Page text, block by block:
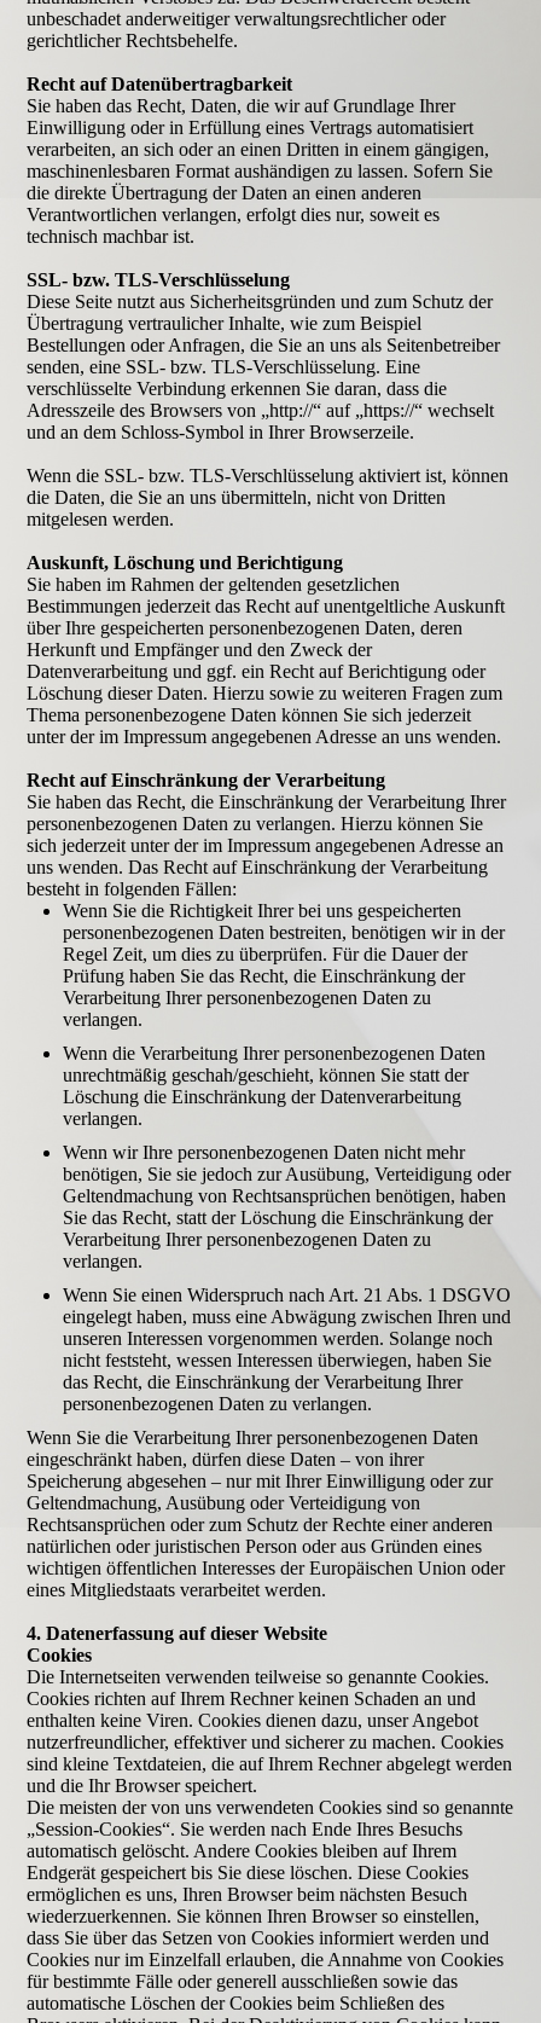
unbeschadet anderweitiger verwaltungsrechtlicher oder
gerichtlicher Rechtsbehelfe.
Recht auf Datenübertragbarkeit
Sie haben das Recht, Daten, die wir auf Grundlage Ihrer
Einwilligung oder in Erfüllung eines Vertrags automatisiert
verarbeiten, an sich oder an einen Dritten in einem gängigen,
maschinenlesbaren Format aushändigen zu lassen. Sofern Sie
die direkte Übertragung der Daten an einen anderen
Verantwortlichen verlangen, erfolgt dies nur, soweit es
technisch machbar ist.
SSL- bzw. TLS-Verschlüsselung
Diese Seite nutzt aus Sicherheitsgründen und zum Schutz der
Übertragung vertraulicher Inhalte, wie zum Beispiel
Bestellungen oder Anfragen, die Sie an uns als Seitenbetreiber
senden, eine SSL- bzw. TLS-Verschlüsselung. Eine
verschlüsselte Verbindung erkennen Sie daran, dass die
Adresszeile des Browsers von „http://“ auf „https://“ wechselt
und an dem Schloss-Symbol in Ihrer Browserzeile.
Wenn die SSL- bzw. TLS-Verschlüsselung aktiviert ist, können
die Daten, die Sie an uns übermitteln, nicht von Dritten
mitgelesen werden.
Auskunft, Löschung und Berichtigung
Sie haben im Rahmen der geltenden gesetzlichen
Bestimmungen jederzeit das Recht auf unentgeltliche Auskunft
über Ihre gespeicherten personenbezogenen Daten, deren
Herkunft und Empfänger und den Zweck der
Datenverarbeitung und ggf. ein Recht auf Berichtigung oder
Löschung dieser Daten. Hierzu sowie zu weiteren Fragen zum
Thema personenbezogene Daten können Sie sich jederzeit
unter der im Impressum angegebenen Adresse an uns wenden.
Recht auf Einschränkung der Verarbeitung
Sie haben das Recht, die Einschränkung der Verarbeitung Ihrer
personenbezogenen Daten zu verlangen. Hierzu können Sie
sich jederzeit unter der im Impressum angegebenen Adresse an
uns wenden. Das Recht auf Einschränkung der Verarbeitung
besteht in folgenden Fällen:
Wenn Sie die Richtigkeit Ihrer bei uns gespeicherten
personenbezogenen Daten bestreiten, benötigen wir in der
Regel Zeit, um dies zu überprüfen. Für die Dauer der
Prüfung haben Sie das Recht, die Einschränkung der
Verarbeitung Ihrer personenbezogenen Daten zu
verlangen.
Wenn die Verarbeitung Ihrer personenbezogenen Daten
unrechtmäßig geschah/geschieht, können Sie statt der
Löschung die Einschränkung der Datenverarbeitung
verlangen.
Wenn wir Ihre personenbezogenen Daten nicht mehr
benötigen, Sie sie jedoch zur Ausübung, Verteidigung oder
Geltendmachung von Rechtsansprüchen benötigen, haben
Sie das Recht, statt der Löschung die Einschränkung der
Verarbeitung Ihrer personenbezogenen Daten zu
verlangen.
Wenn Sie einen Widerspruch nach Art. 21 Abs. 1 DSGVO
eingelegt haben, muss eine Abwägung zwischen Ihren und
unseren Interessen vorgenommen werden. Solange noch
nicht feststeht, wessen Interessen überwiegen, haben Sie
das Recht, die Einschränkung der Verarbeitung Ihrer
personenbezogenen Daten zu verlangen.
Wenn Sie die Verarbeitung Ihrer personenbezogenen Daten
eingeschränkt haben, dürfen diese Daten – von ihrer
Speicherung abgesehen – nur mit Ihrer Einwilligung oder zur
Geltendmachung, Ausübung oder Verteidigung von
Rechtsansprüchen oder zum Schutz der Rechte einer anderen
natürlichen oder juristischen Person oder aus Gründen eines
wichtigen öffentlichen Interesses der Europäischen Union oder
eines Mitgliedstaats verarbeitet werden.
4. Datenerfassung auf dieser Website
Cookies
Die Internetseiten verwenden teilweise so genannte Cookies.
Cookies richten auf Ihrem Rechner keinen Schaden an und
enthalten keine Viren. Cookies dienen dazu, unser Angebot
nutzerfreundlicher, effektiver und sicherer zu machen. Cookies
sind kleine Textdateien, die auf Ihrem Rechner abgelegt werden
und die Ihr Browser speichert.
Die meisten der von uns verwendeten Cookies sind so genannte
„Session-Cookies“. Sie werden nach Ende Ihres Besuchs
automatisch gelöscht. Andere Cookies bleiben auf Ihrem
Endgerät gespeichert bis Sie diese löschen. Diese Cookies
ermöglichen es uns, Ihren Browser beim nächsten Besuch
wiederzuerkennen. Sie können Ihren Browser so einstellen,
dass Sie über das Setzen von Cookies informiert werden und
Cookies nur im Einzelfall erlauben, die Annahme von Cookies
für bestimmte Fälle oder generell ausschließen sowie das
automatische Löschen der Cookies beim Schließen des